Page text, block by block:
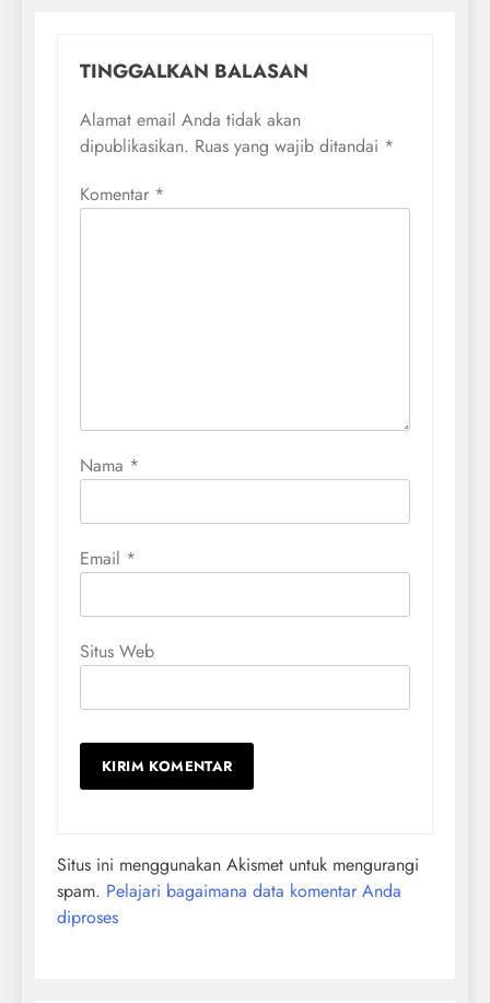
TINGGALKAN BALASAN
Alamat email Anda tidak akan
dipublikasikan. Ruas yang wajib ditandai *
Komentar *
Nama *
Email *
Situs Web
Situs ini menggunakan Akismet untuk mengurangi
spam. Pelajari bagaimana data komentar Anda
diproses